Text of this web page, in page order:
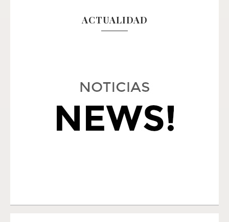
ACTUALIDAD